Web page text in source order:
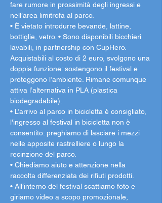
fare rumore in prossimità degli ingressi e
nell’area limitrofa al parco.
• È vietato introdurre bevande, lattine,
bottiglie, vetro. • Sono disponibili bicchieri
lavabili, in partnership con CupHero.
Acquistabili al costo di 2 euro, svolgono una
doppia funzione: sostengono il festival e
proteggono l’ambiente. Rimane comunque
attiva l’alternativa in PLA (plastica
biodegradabile).
• L’arrivo al parco in bicicletta è consigliato,
l'ingresso al festival in bicicletta non è
consentito: preghiamo di lasciare i mezzi
nelle apposite rastrelliere o lungo la
recinzione del parco.
• Chiediamo aiuto e attenzione nella
raccolta differenziata dei rifiuti prodotti.
• All’interno del festival scattiamo foto e
giriamo video a scopo promozionale,